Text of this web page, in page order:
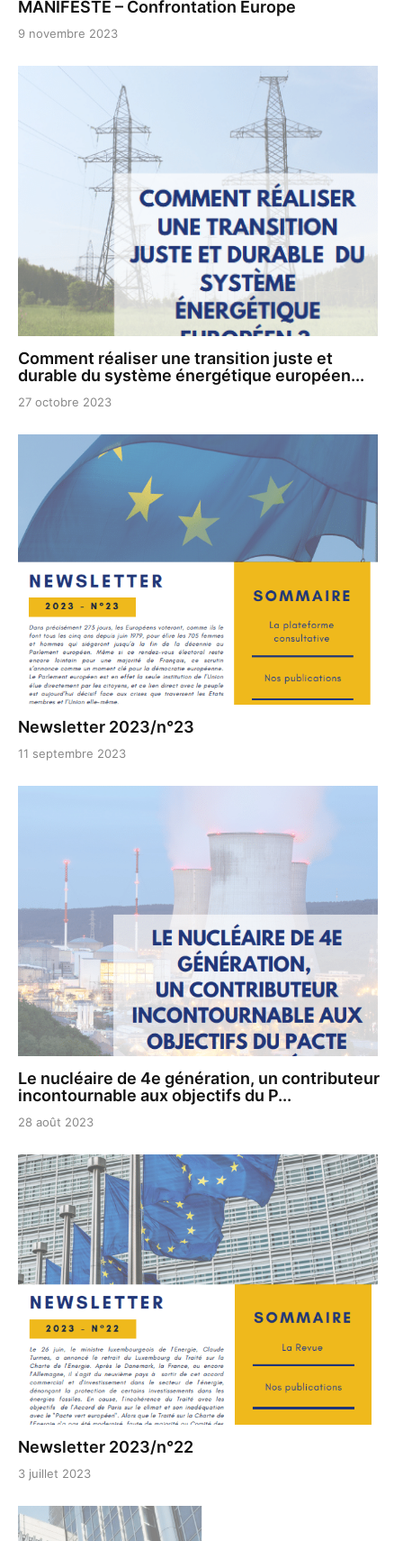
MANIFESTE – Confrontation Europe
9 novembre 2023
Comment réaliser une transition juste et
durable du système énergétique européen...
27 octobre 2023
Newsletter 2023/n°23
11 septembre 2023
Le nucléaire de 4e génération, un contributeur
incontournable aux objectifs du P...
28 août 2023
Newsletter 2023/n°22
3 juillet 2023